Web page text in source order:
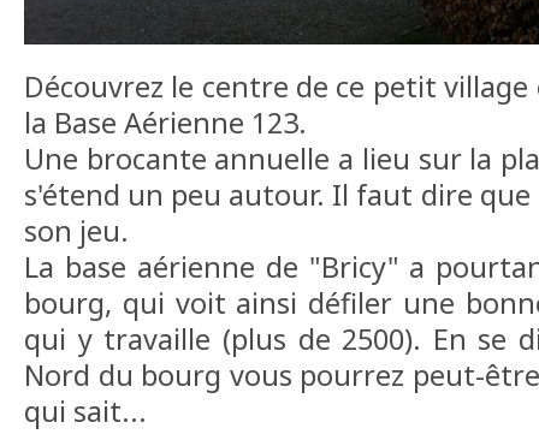
Découvrez le centre de ce petit
la Base Aérienne 123.
Une brocante annuelle a lieu sur la
s'étend un peu autour. Il faut dire que
son jeu.
La base aérienne de "Bricy" a
bourg, qui voit ainsi défiler une
qui y travaille (plus de 2500). En se
Nord du bourg vous pourrez peut-
qui sait...